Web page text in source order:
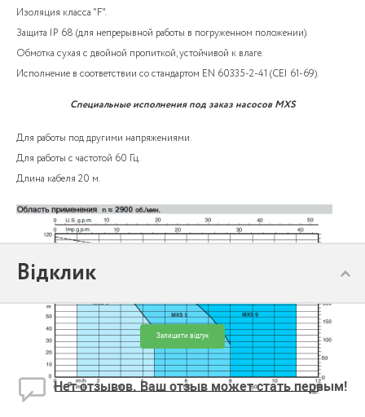
Изоляция класса "F".
Защита IP 68 (для непрерывной работы в погруженном положении).
Обмотка сухая с двойной пропиткой, устойчивой к влаге.
Исполнение в соответствии со стандартом EN 60335-2-41 (CEI 61-69).
Специальные исполнения под заказ насосов MXS
Для работы под другими напряжениями.
Для работы с частотой 60 Гц.
Длина кабеля 20 м.
Відклик
Залишити відгук
Нет отзывов. Ваш отзыв может стать первым!